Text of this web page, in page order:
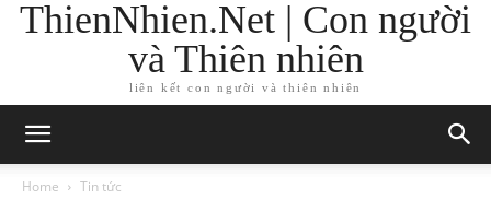
ThienNhien.Net | Con người
và Thiên nhiên
liên kết con người và thiên nhiên
Home Tin tức